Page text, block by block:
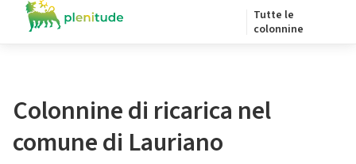
Tutte le
colonnine
Colonnine di ricarica nel
comune di Lauriano